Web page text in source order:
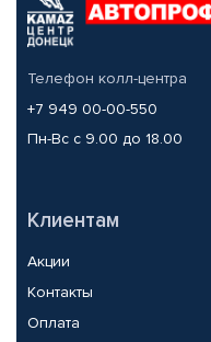
Телефон колл-центра
+7 949 00-00-550
Пн-Вс с 9.00 до 18.00
Клиентам
Акции
Контакты
Оплата